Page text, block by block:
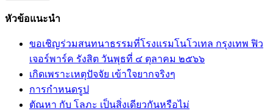
หัวข้อแนะนำ
ขอเชิญร่วมสนทนาธรรมที่โรงแรมโนโวเทล กรุงเทพ ฟิว
เจอร์พาร์ค รังสิต วันพุธที่ ๔ ตุลาคม ๒๕๖๖
เกิดเพราะเหตุปัจจัย เข้าใจยากจริงๆ
การกำหนดรูป
ตัณหา กับ โลภะ เป็นสิ่งเดียวกันหรือไม่